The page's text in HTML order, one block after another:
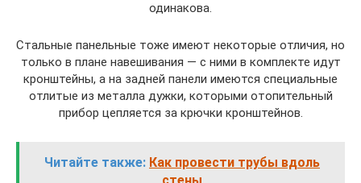
одинакова.
Стальные панельные тоже имеют некоторые отличия, но
только в плане навешивания — с ними в комплекте идут
кронштейны, а на задней панели имеются специальные
отлитые из металла дужки, которыми отопительный
прибор цепляется за крючки кронштейнов.
Читайте также: Как провести трубы вдоль